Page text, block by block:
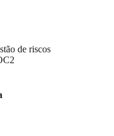
de riscos